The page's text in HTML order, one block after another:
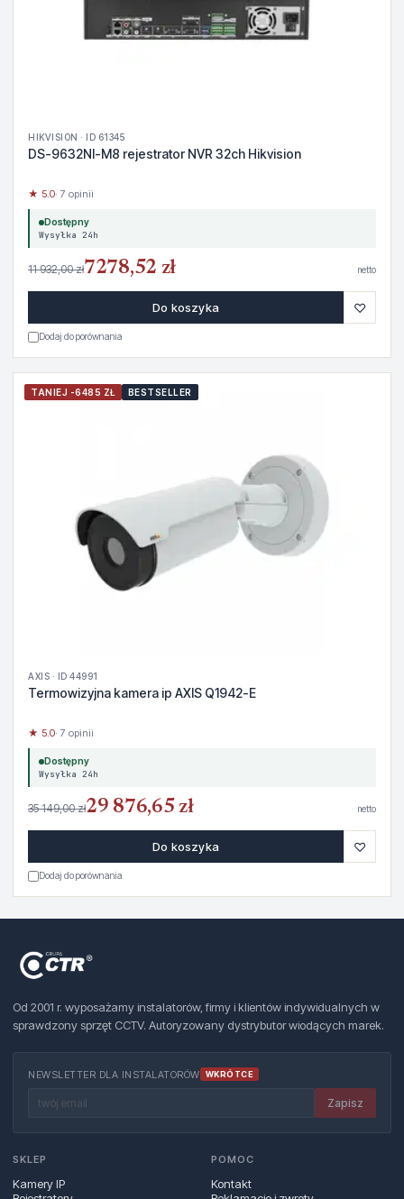
HIKVISION · ID 61345
DS-9632NI-M8 rejestrator NVR 32ch Hikvision
★ 5.0· 7 opinii
Dostępny
Wysyłka 24h
11 932,00 zł7278,52 zł netto
Do koszyka ♡
Dodaj do porównania
TANIEJ -6485 ZŁ BESTSELLER
AXIS · ID 44991
Termowizyjna kamera ip AXIS Q1942-E
★ 5.0· 7 opinii
Dostępny
Wysyłka 24h
35 149,00 zł29 876,65 zł netto
Do koszyka ♡
Dodaj do porównania
Od 2001 r. wyposażamy instalatorów, firmy i klientów indywidualnych w
sprawdzony sprzęt CCTV. Autoryzowany dystrybutor wiodących marek.
NEWSLETTER DLA INSTALATORÓW WKRÓTCE
Zapisz
SKLEP
Kamery IP
POMOC
Kontakt